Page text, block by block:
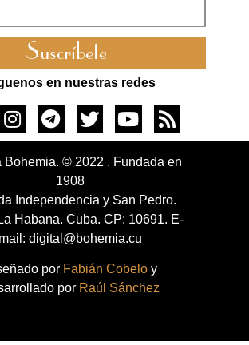
Suscríbete
en nuestras redes
Bohemia. © 2022 . Fundada en
1908
Independencia y San Pedro.
Habana. Cuba. CP: 10691. E-
mail: digital@bohemia.cu
por Fabián Cobelo y
por Raúl Sánchez